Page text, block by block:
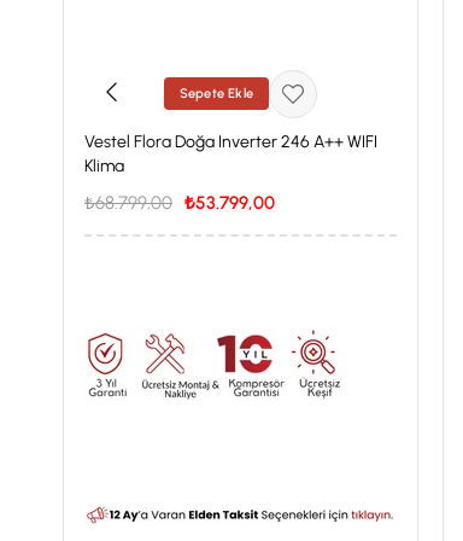
Sepete Ekle
Vestel Flora Doğa Inverter 246 A++ WIFI
Klima
₺53.799,00
₺68.799,00